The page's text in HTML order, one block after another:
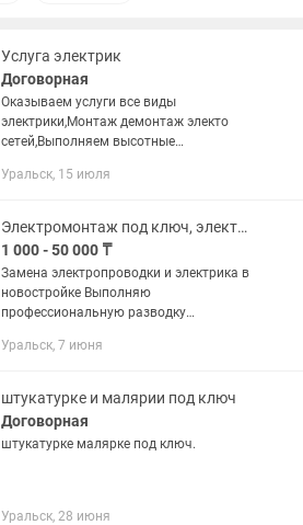
Услуга электрик
Договорная
Оказываем услуги все виды
электрики,Монтаж демонтаж электо
сетей,Выполняем высотные
380в,выезжаем на дом
Уральск, 15 июля
Электромонтаж под ключ, электрик
1 000 - 50 000 ₸
Замена электропроводки и электрика в
новостройке Выполняю
профессиональную разводку
Работаю аккуратно, по проекту и
замена...
Уральск, 7 июня
штукатурке и малярии под ключ
Договорная
штукатурке малярке под ключ.
Уральск, 28 июня